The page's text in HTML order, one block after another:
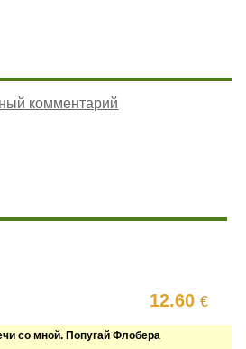
комментарий
12.60€
со мной. Попугай Флобера